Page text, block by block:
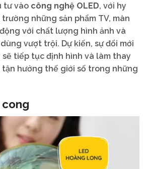
tư vào công nghệ OLED, với hy
những sản phẩm TV, màn
với chất lượng hình ảnh và
vượt trội. Dự kiến, sự đổi mới
tiếp tục định hình và làm thay
hưởng thế giới số trong những
cong